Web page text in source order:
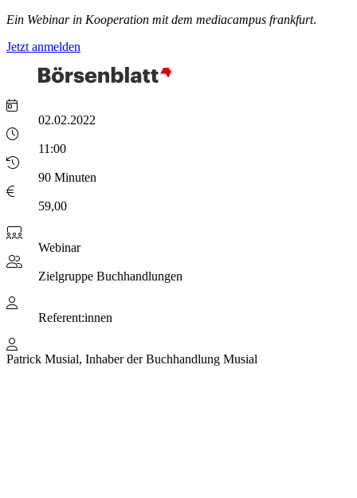
Ein Webinar in Kooperation mit dem mediacampus frankfurt.
Jetzt anmelden
02.02.2022
11:00
90 Minuten
59,00
Webinar
Zielgruppe Buchhandlungen
Referent:innen
Patrick Musial, Inhaber der Buchhandlung Musial